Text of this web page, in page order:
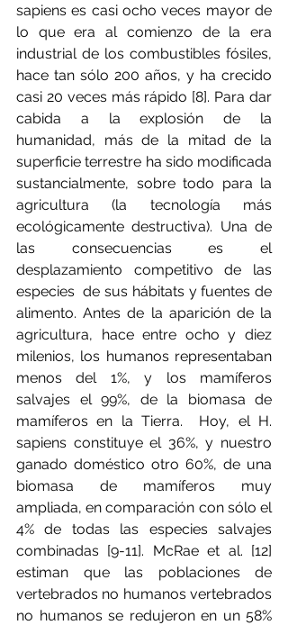
sapiens es casi ocho veces mayor de
lo que era al comienzo de la era
industrial de los combustibles fósiles,
hace tan sólo 200 años, y ha crecido
casi 20 veces más rápido [8]. Para dar
cabida a la explosión de la
humanidad, más de la mitad de la
superficie terrestre ha sido modificada
sustancialmente, sobre todo para la
agricultura (la tecnología más
ecológicamente destructiva). Una de
las consecuencias es el
desplazamiento competitivo de las
especies  de sus hábitats y fuentes de
alimento. Antes de la aparición de la
agricultura, hace entre ocho y diez
milenios, los humanos representaban
menos del 1%, y los mamíferos
salvajes el 99%, de la biomasa de
mamíferos en la Tierra.  Hoy, el H.
sapiens constituye el 36%, y nuestro
ganado doméstico otro 60%, de una
biomasa de mamíferos muy
ampliada, en comparación con sólo el
4% de todas las especies salvajes
combinadas [9-11]. McRae et al. [12]
estiman que las poblaciones de
vertebrados no humanos vertebrados
no humanos se redujeron en un 58%